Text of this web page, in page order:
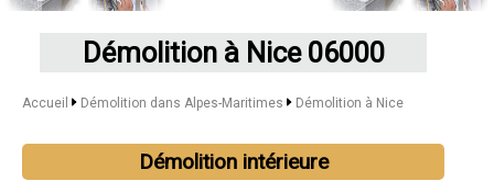
Démolition à Nice 06000
Accueil Démolition dans Alpes-Maritimes Démolition à Nice
Démolition intérieure